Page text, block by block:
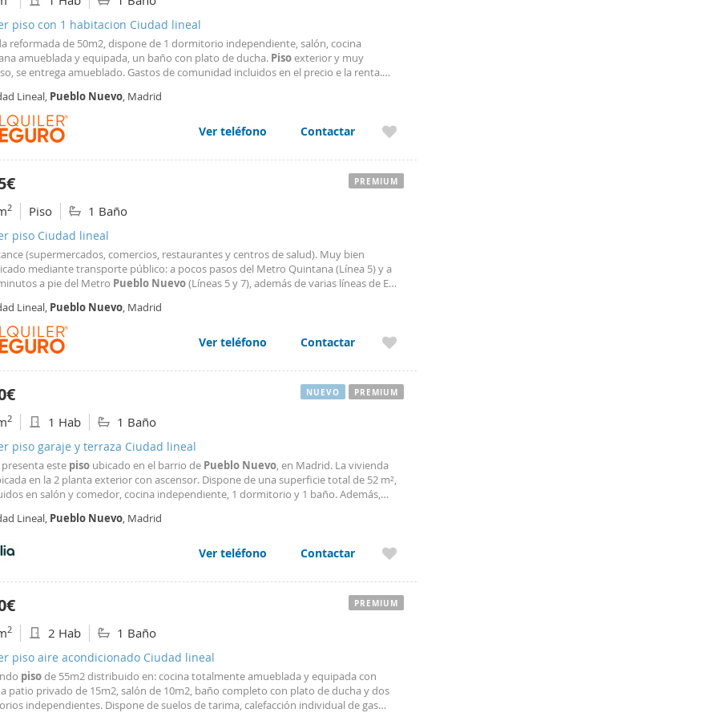
piso con 1 habitacion Ciudad lineal
reformada de 50m2, dispone de 1 dormitorio independiente, salón, cocina
amueblada y equipada, un baño con plato de ducha. Pisoexterior y muy
se entrega amueblado. Gastos de comunidad incluidos en el precio e la renta.
andando a Metro "PuebloNuevo
animales.
Lineal, Pueblo Nuevo, Madrid
Ver teléfono Contactar
2 Piso 1 Baño
piso Ciudad lineal
(supermercados, comercios, restaurantes y centros de salud). Muy bien
mediante transporte público: a pocos pasos del Metro Quintana (Línea 5) y a
a pie del Metro Pueblo Nuevo(Líneas 5 y 7), además de varias líneas de EMT
Lineal, Pueblo Nuevo, Madrid
Ver teléfono Contactar
PREMIUM
2 1 Hab 1 Baño
piso garaje y terraza Ciudad lineal
presenta este piso ubicado en el barrio de Pueblo Nuevo, en Madrid. La vivienda
en la 2 planta exterior con ascensor. Dispone de una superficie total de 52 m²,
en salón y comedor, cocina independiente, 1 dormitorio y 1 baño. Además,
en el barrio dePuebloNuevo
Lineal, Pueblo Nuevo, Madrid
Ver teléfono Contactar
NUEVO PREMIUM
2 2 Hab 1 Baño
piso aire acondicionado Ciudad lineal
pisode 55m2 distribuido en: cocina totalmente amueblada y equipada con
patio privado de 15m2, salón de 10m2, baño completo con plato de ducha y dos
independientes. Dispone de suelos de tarima, calefacción individual de gas
PREMIUM